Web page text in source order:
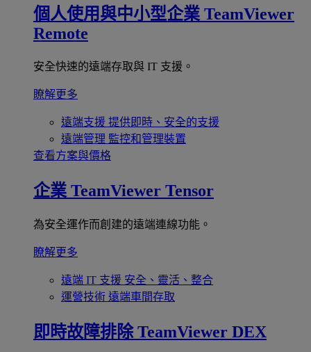
個人使用與中小型企業 TeamViewer
Remote
安全快速的遠端存取與 IT 支援。
瞭解更多
遠端支援 提供即時、安全的支援
遠端管理 監控和管理裝置
查看方案與價格
企業 TeamViewer Tensor
為安全運作而創建的遠端連線功能。
瞭解更多
遠端 IT 支援 安全、靈活、整合
運營技術 遠端車間存取
即時故障排除 TeamViewer DEX